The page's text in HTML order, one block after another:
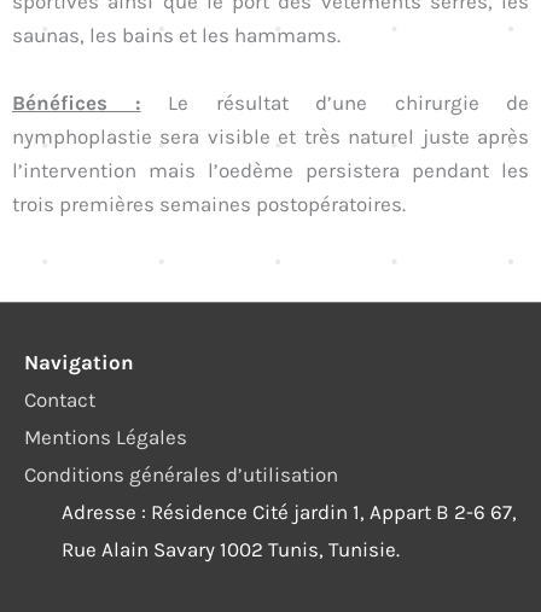
saunas, les bains et les hammams.
Bénéfices : Le résultat d’une chirurgie de
nymphoplastie sera visible et très naturel juste après
l’intervention mais l’oedème persistera pendant les
trois premières semaines postopératoires.
Navigation
Contact
Mentions Légales
Conditions générales d’utilisation
Adresse : Résidence Cité jardin 1, Appart B 2-6 67,
Rue Alain Savary 1002 Tunis, Tunisie.